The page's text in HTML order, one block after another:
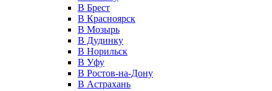
В Брест
В Красноярск
В Мозырь
В Дудинку
В Норильск
В Уфу
В Ростов-на-Дону
В Астрахань